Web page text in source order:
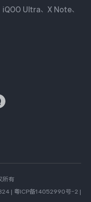
Ultra、X Note、
所有
| 粤ICP备14052990号-2 |